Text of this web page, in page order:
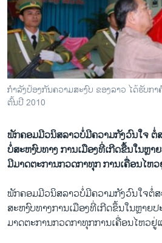
ຊຸມຊົນຊາວລາວ
ວິທະຍາສາດ-ເທັກໂນໂລຈີ
ທຸລະກິດ
ພາສາອັງກິດ
ວີດີໂອ
ລາຍການກະຈາຍສຽງ
ລາຍງານ
ຕິດຕາມພວກເຮົາ ທີ່
ພາສາຕ່າງໆ
ກຳລັງປ້ອງກັນຄວາມສະງົບ ຂອງລາວ ໄດ້ຮັບກ
ຕົ້ນປີ 2010
ພັກຄອມມີວນິສລາວບໍ່ມີຄວາມກັງວົນໃຈ ຕໍ່
ບໍ່ສະຫງົບທາງ ການເມືອງທີ່ເກີດຂື້ນໃນຫຼາ
ມີມາດຕະການກວດກາທຸກ ການເຄື່ອນໄຫ
ພັກ​ຄອມມີ​ວນິສ​ລາວ​ບໍ່​ມີ​ຄວາມ​ກັງວົນ​ໃຈຕໍ່​
ສະ​ຫງົບ​ທາງ​ການ​ເມືອງ​ທີ່​ເກີດຂຶ້ນ​ໃນ​ຫຼາຍ
ມາດ​ຕະການ​ກວດກາ​ທຸກ​ການ​ເຄື່ອນໄຫວຢູ່​